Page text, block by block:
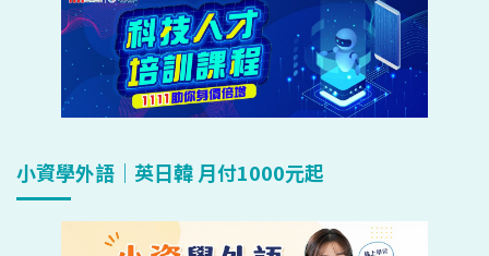
小資學外語｜英日韓 月付1000元起